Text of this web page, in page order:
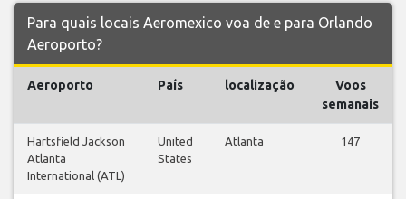
Para quais locais Aeromexico voa de e para Orlando
Aeroporto?
Aeroporto País localização
Voos
semanais
Hartsfield Jackson
Atlanta
International (ATL)
United
States
Atlanta 147